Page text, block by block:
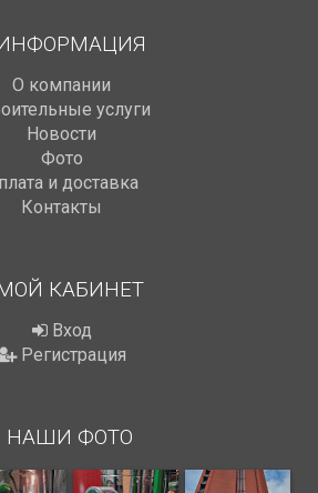
О компании
услуги
Новости
Фото
и доставка
Контакты
КАБИНЕТ
Вход
Регистрация
НАШИ ФОТО